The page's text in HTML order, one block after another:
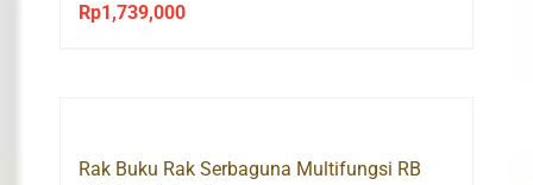
Rp1,739,000
Rak Buku Rak Serbaguna Multifungsi RB